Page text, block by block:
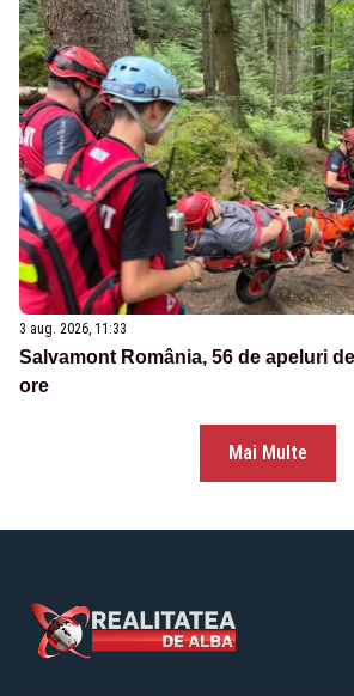
3 aug. 2026, 11:33
Salvamont România, 56 de apeluri
ore
Mai Multe